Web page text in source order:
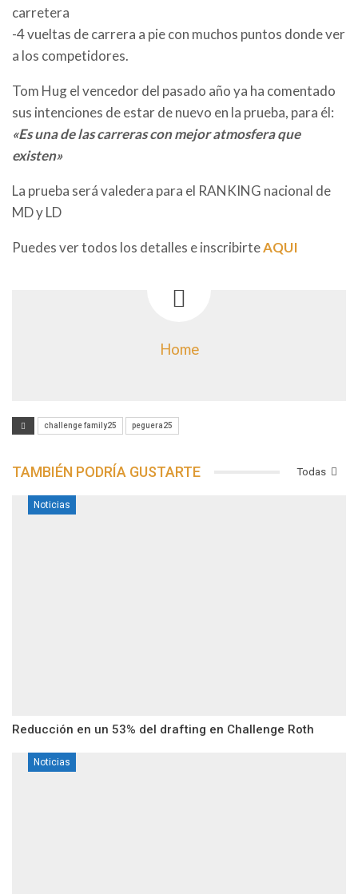
carretera
-4 vueltas de carrera a pie con muchos puntos donde ver
a los competidores.
Tom Hug el vencedor del pasado año ya ha comentado
sus intenciones de estar de nuevo en la prueba, para él:
«Es una de las carreras con mejor atmosfera que
existen»
La prueba será valedera para el RANKING nacional de
MD y LD
Puedes ver todos los detalles e inscribirteAQUI
Home
challenge family25 peguera25
Todas
TAMBIÉN PODRÍA GUSTARTE
Noticias
Reducción en un 53% del drafting en Challenge Roth
Noticias